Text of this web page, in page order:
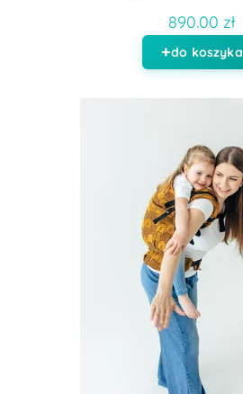
890.00 zł
do koszyka